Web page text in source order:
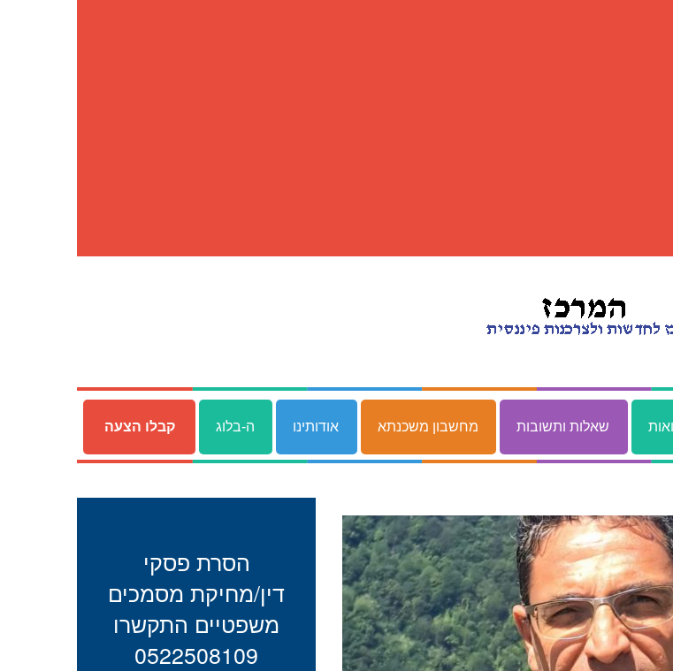
שאלות ותשובות מחשבון משכנתא אודותינו ה-בלוג קבלו הצעה
הסרת פסקי
דין/מחיקת מסמכים
משפטיים התקשרו
0522508109